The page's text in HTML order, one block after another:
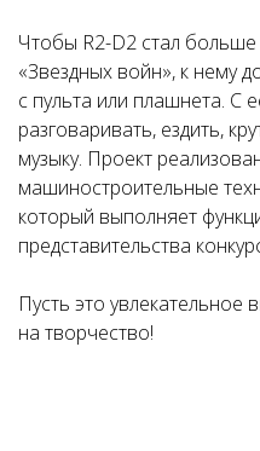
Чтобы R2-D2 стал
«Звездных войн», к нему
с пульта или плашнета.
разговаривать, ездить,
музыку. Проект
машиностроительные
который выполняет
представительства
Пусть это увлекательное
на творчество!